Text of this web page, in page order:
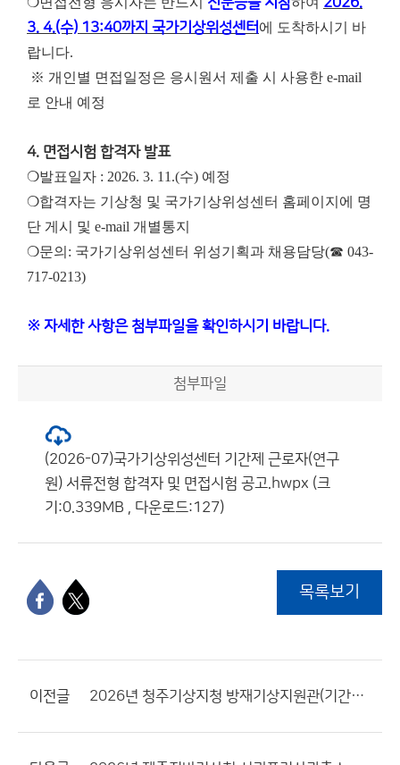
3. 4.(수) 13:40까지 국가기상위성센터에 도착하시기 바
랍니다.
※ 개인별 면접일정은 응시원서 제출 시 사용한 e-mail
로 안내 예정
4. 면접시험 합격자 발표
❍발표일자 : 2026. 3. 11.(수) 예정
❍합격자는 기상청 및 국가기상위성센터 홈페이지에 명
단 게시 및 e-mail 개별통지
❍문의: 국가기상위성센터 위성기획과 채용담당(☎ 043-
717-0213)
※ 자세한 사항은 첨부파일을 확인하시기 바랍니다.
첨부파일
(2026-07)국가기상위성센터 기간제 근로자(연구
원) 서류전형 합격자 및 면접시험 공고.hwpx (크
기:0.339MB , 다운로드:127)
목록보기
이전글 2026년 청주기상지청 방재기상지원관(기간제 근로자) 채용일정 변경 공고